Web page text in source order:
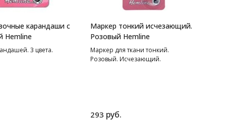
карандаши с
Hemline
3 цвета.
Маркер тонкий исчезающий.
Розовый Hemline
Маркер для ткани тонкий.
Розовый. Исчезающий.
293 руб.